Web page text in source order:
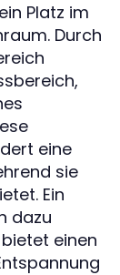
Platz im
Durch
eine
sie
Ein
dazu
einen